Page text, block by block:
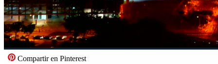
Compartir en Pinterest